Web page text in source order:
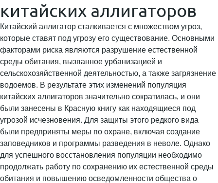
китайских аллигаторов
Китайский аллигатор сталкивается с множеством угроз,
которые ставят под угрозу его существование. Основными
факторами риска являются разрушение естественной
среды обитания, вызванное урбанизацией и
сельскохозяйственной деятельностью, а также загрязнение
водоемов. В результате этих изменений популяция
китайских аллигаторов значительно сократилась, и они
были занесены в Красную книгу как находящиеся под
угрозой исчезновения. Для защиты этого редкого вида
были предприняты меры по охране, включая создание
заповедников и программы разведения в неволе. Однако
для успешного восстановления популяции необходимо
продолжать работу по сохранению их естественной среды
обитания и повышению осведомленности общества о